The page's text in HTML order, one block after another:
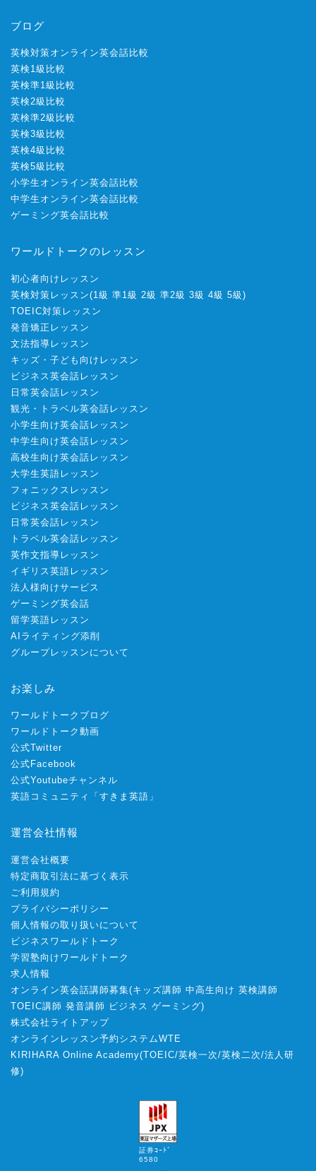
ブログ
英検対策オンライン英会話比較
英検1級比較
英検準1級比較
英検2級比較
英検準2級比較
英検3級比較
英検4級比較
英検5級比較
小学生オンライン英会話比較
中学生オンライン英会話比較
ゲーミング英会話比較
ワールドトークのレッスン
初心者向けレッスン
英検対策レッスン(1級 準1級 2級 準2級 3級 4級 5級 )
TOEIC対策レッスン
発音矯正レッスン
文法指導レッスン
キッズ・子ども向けレッスン
ビジネス英会話レッスン
日常英会話レッスン
観光・トラベル英会話レッスン
小学生向け英会話レッスン
中学生向け英会話レッスン
高校生向け英会話レッスン
大学生英語レッスン
フォニックスレッスン
ビジネス英会話レッスン
日常英会話レッスン
トラベル英会話レッスン
英作文指導レッスン
イギリス英語レッスン
法人様向けサービス
ゲーミング英会話
留学英語レッスン
AIライティング添削
グループレッスンについて
お楽しみ
ワールドトークブログ
ワールドトーク動画
公式Twitter
公式Facebook
公式Youtubeチャンネル
英語コミュニティ「すきま英語」
運営会社情報
運営会社概要
特定商取引法に基づく表示
ご利用規約
プライバシーポリシー
個人情報の取り扱いについて
ビジネスワールドトーク
学習塾向けワールドトーク
求人情報
オンライン英会話講師募集(キッズ講師 中高生向け 英検講師
TOEIC講師 発音講師 ビジネス ゲーミング)
株式会社ライトアップ
オンラインレッスン予約システムWTE
KIRIHARA Online Academy(TOEIC/英検一次/英検二次/法人研
修)
証券ｺｰﾄﾞ
6580